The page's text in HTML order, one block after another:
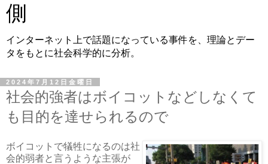
側
インターネット上で話題になっている事件を、理論とデー
タをもとに社会科学的に分析。
2024年7月12日金曜日
社会的強者はボイコットなどしなくて
も目的を達せられるので
ボイコットで犠牲になるのは社
会的弱者と言うような主張が